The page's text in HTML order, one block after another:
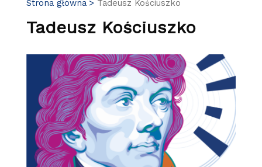
Strona główna Tadeusz Kościuszko
Tadeusz Kościuszko